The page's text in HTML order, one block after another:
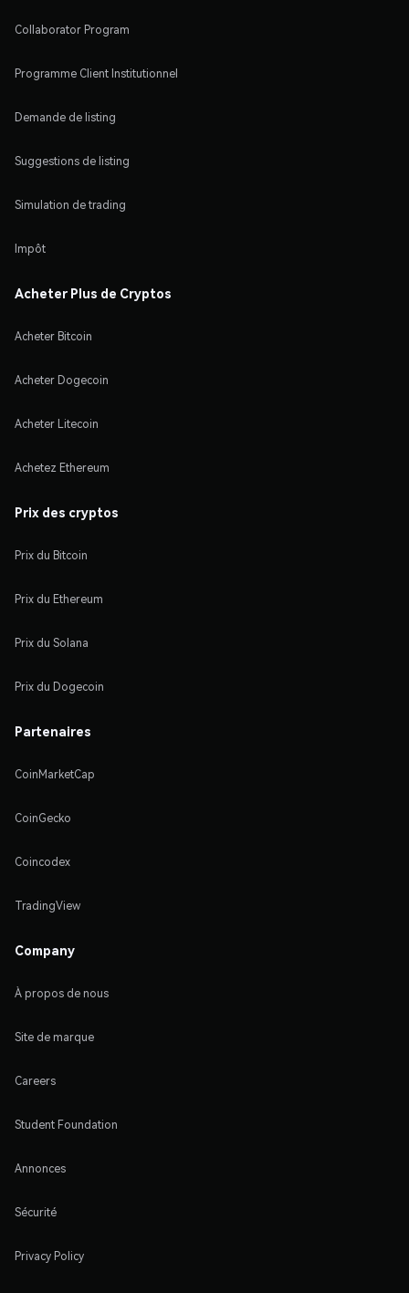
Collaborator Program
Programme Client Institutionnel
Demande de listing
Suggestions de listing
Simulation de trading
Impôt
Acheter Plus de Cryptos
Acheter Bitcoin
Acheter Dogecoin
Acheter Litecoin
Achetez Ethereum
Prix des cryptos
Prix du Bitcoin
Prix du Ethereum
Prix du Solana
Prix du Dogecoin
Partenaires
CoinMarketCap
CoinGecko
Coincodex
TradingView
Company
À propos de nous
Site de marque
Careers
Student Foundation
Annonces
Sécurité
Privacy Policy